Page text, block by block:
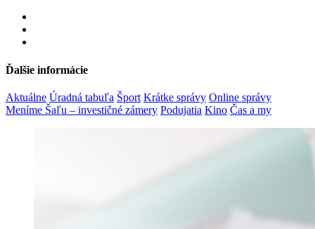
Ďalšie informácie
Aktuálne Úradná tabuľa Šport Krátke správy Online správy
Meníme Šaľu – investičné zámery Podujatia Kino Čas a my